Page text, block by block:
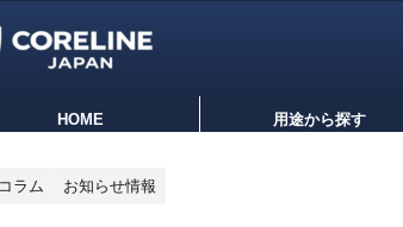
HOME 用途から探す
ラム お知らせ情報